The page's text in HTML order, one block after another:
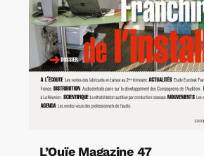
L’Ouïe Magazine 47